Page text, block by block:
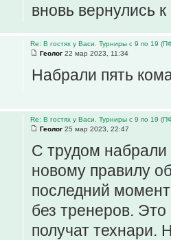
вновь вернулись
Re: В гостях у Васи. Турниры с 9 по 19
Геолог 22 мар 2023, 11:34
Набрали пять
Re: В гостях у Васи. Турниры с 9 по 19
Геолог 25 мар 2023, 22:47
С трудом набрали
новому правилу
последний
без тренеров. Это
получат